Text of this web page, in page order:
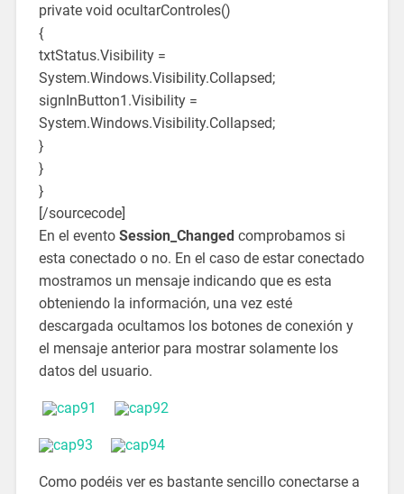
private void ocultarControles()
{
txtStatus.Visibility =
System.Windows.Visibility.Collapsed;
signInButton1.Visibility =
System.Windows.Visibility.Collapsed;
}
}
}
[/sourcecode]
En el evento Session_Changedcomprobamos si
esta conectado o no. En el caso de estar conectado
mostramos un mensaje indicando que es esta
obteniendo la información, una vez esté
descargada ocultamos los botones de conexión y
el mensaje anterior para mostrar solamente los
datos del usuario.
Como podéis ver es bastante sencillo conectarse a